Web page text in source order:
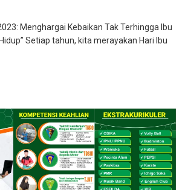
Menghargai Kebaikan Tak Terhingga Ibu
Setiap tahun, kita merayakan Hari Ibu